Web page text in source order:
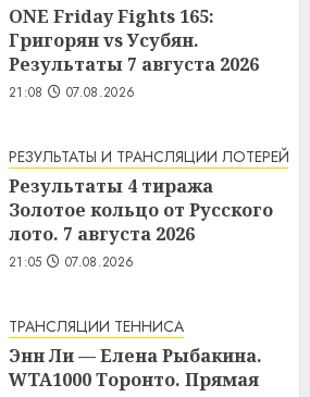
ONE Friday Fights 165:
Григорян vs Усубян.
Результаты 7 августа 2026
21:08 07.08.2026
РЕЗУЛЬТАТЫ И ТРАНСЛЯЦИИ ЛОТЕРЕЙ
Результаты 4 тиража
Золотое кольцо от Русского
лото. 7 августа 2026
21:05 07.08.2026
ТРАНСЛЯЦИИ ТЕННИСА
Энн Ли — Елена Рыбакина.
WTA1000 Торонто. Прямая